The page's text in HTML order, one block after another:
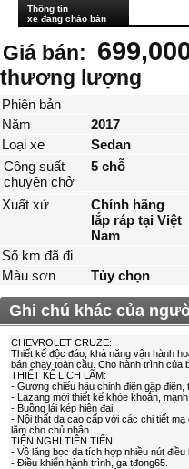
Thông tin
xe đang chào bán
Giá bán:
thương lượng
Phiên bản
Năm
2017
Loại xe
Sedan
Công suất
chuyên chở
5 chỗ
Xuất xứ
Chính hãng
lắp ráp tại Việt
Nam
Số km đã đi
Màu sơn
Tùy chọn
Ghi chú khác của